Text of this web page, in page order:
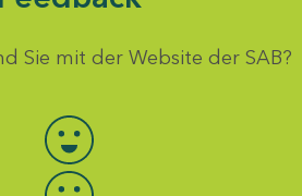
Sie mit der Website der SAB?
Bewertung auswählen